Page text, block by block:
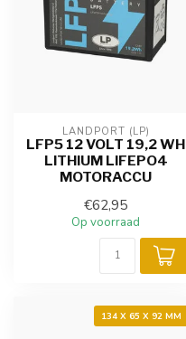
LANDPORT (LP)
LFP5 12 VOLT 19,2 WH
LITHIUM LIFEPO4
MOTORACCU
€62,95
Op voorraad
134 X 65 X 92 MM